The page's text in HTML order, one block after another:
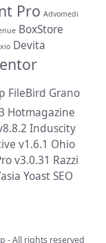
Pro Advomedi
BoxStore
Devita
FileBird Grano
Hotmagazine
Induscity
v1.6.1 Ohio
v3.0.31 Razzi
Yoast SEO
- All rights reserved